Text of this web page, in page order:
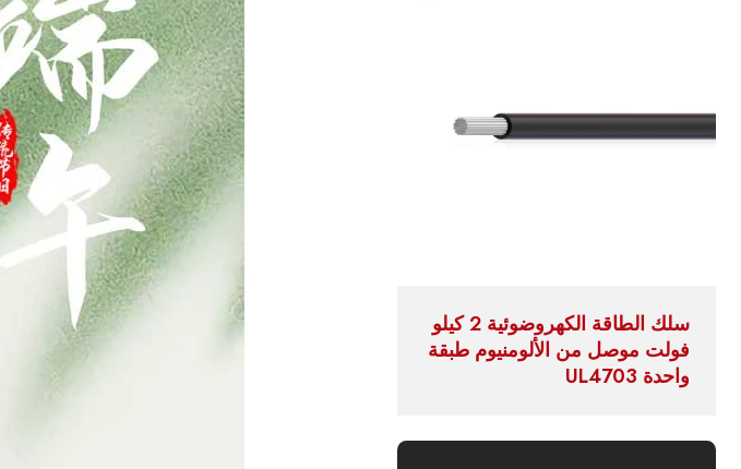
سلك الطاقة الكهروضوئية 2 كيلو
فولت موصل من الألومنيوم طبقة
واحدة UL4703